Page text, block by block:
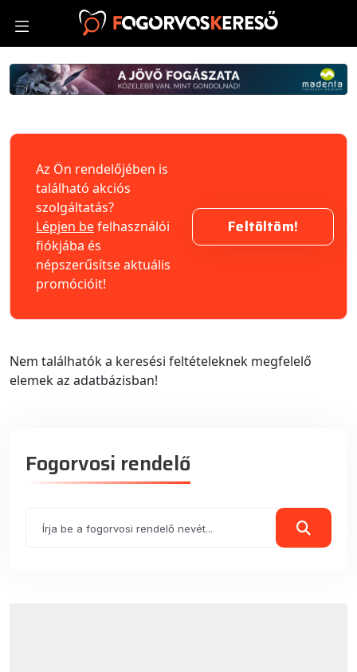
Fogorvosi rendelő
Az Ön rendelőjében is
található akciós
szolgáltatás?
Lépjen befelhasználói
fiókjába és
népszerűsítse aktuális
promócióit!
Feltöltöm!
Nem találhatók a keresési feltételeknek megfelelő
elemek az adatbázisban!